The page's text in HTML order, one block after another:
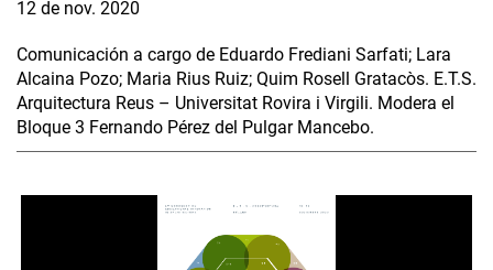
12 de nov. 2020
Comunicación a cargo de Eduardo Frediani Sarfati; Lara
Alcaina Pozo; Maria Rius Ruiz; Quim Rosell Gratacòs. E.T.S.
Arquitectura Reus – Universitat Rovira i Virgili. Modera el
Bloque 3 Fernando Pérez del Pulgar Mancebo.